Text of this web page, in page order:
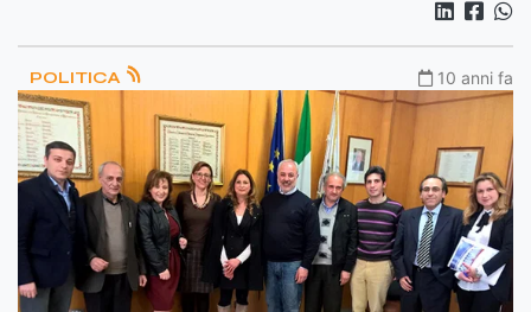
POLITICA 10 anni fa